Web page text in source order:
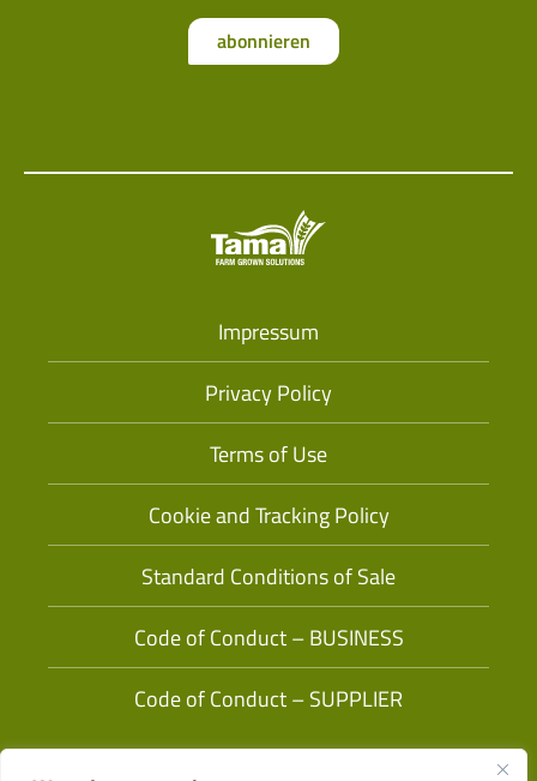
abonnieren
Impressum
Privacy Policy
Terms of Use
Cookie and Tracking Policy
Standard Conditions of Sale
Code of Conduct – BUSINESS
Code of Conduct – SUPPLIER